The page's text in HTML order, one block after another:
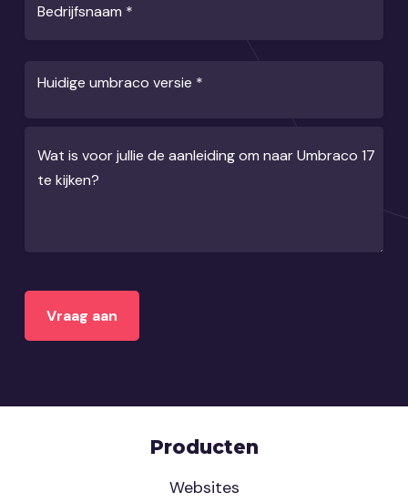
Bedrijfsnaam *
Huidige umbraco versie *
Wat is voor jullie de aanleiding om naar Umbraco 17
te kijken?
Producten
Websites